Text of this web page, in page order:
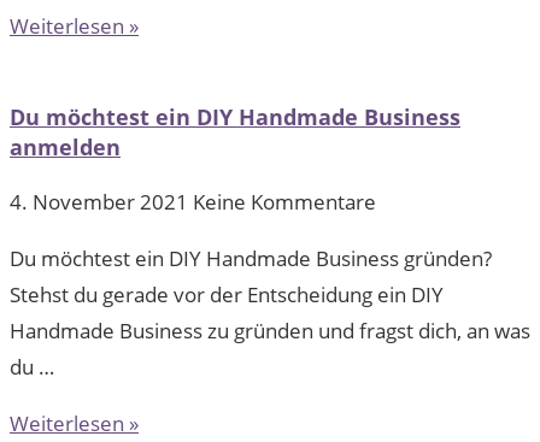
Weiterlesen »
Du möchtest ein DIY Handmade Business
anmelden
4. November 2021 Keine Kommentare
Du möchtest ein DIY Handmade Business gründen?
Stehst du gerade vor der Entscheidung ein DIY
Handmade Business zu gründen und fragst dich, an was
du …
Weiterlesen »